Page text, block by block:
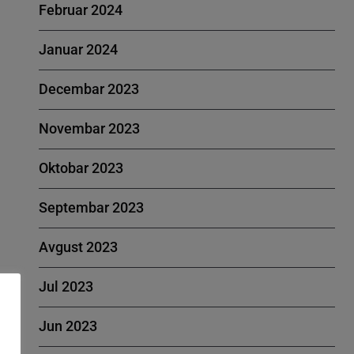
Februar 2024
Januar 2024
Decembar 2023
Novembar 2023
Oktobar 2023
Septembar 2023
Avgust 2023
Jul 2023
Jun 2023